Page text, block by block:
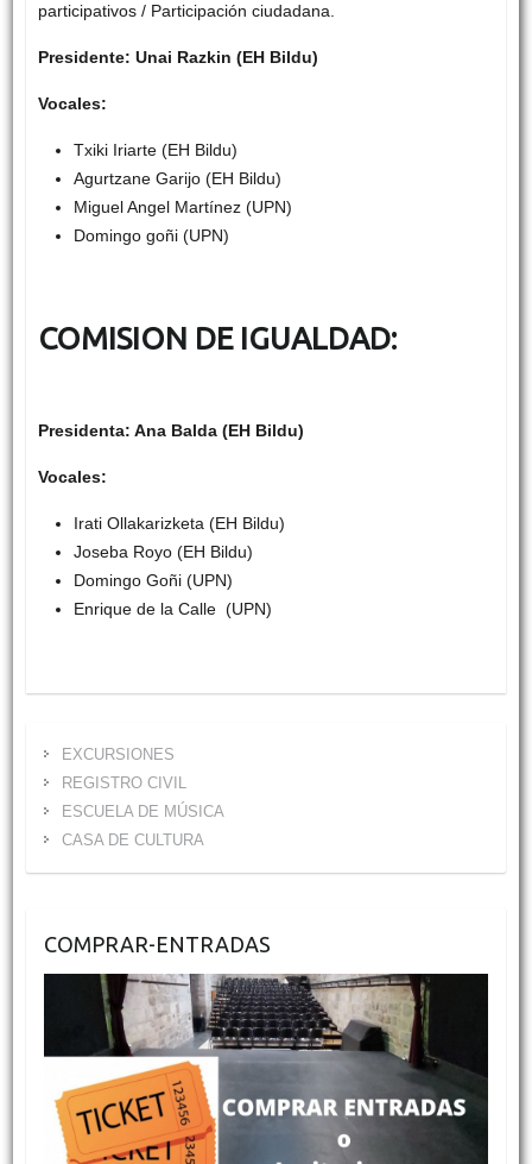
participativos / Participación ciudadana.
Presidente: Unai Razkin (EH Bildu)
Vocales:
Txiki Iriarte (EH Bildu)
Agurtzane Garijo (EH Bildu)
Miguel Angel Martínez (UPN)
Domingo goñi (UPN)
COMISION DE IGUALDAD:
Presidenta: Ana Balda (EH Bildu)
Vocales:
Irati Ollakarizketa (EH Bildu)
Joseba Royo (EH Bildu)
Domingo Goñi (UPN)
Enrique de la Calle (UPN)
EXCURSIONES
REGISTRO CIVIL
ESCUELA DE MÚSICA
CASA DE CULTURA
COMPRAR-ENTRADAS